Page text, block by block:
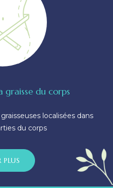
graisse du corps
localisées dans
du corps
PLUS